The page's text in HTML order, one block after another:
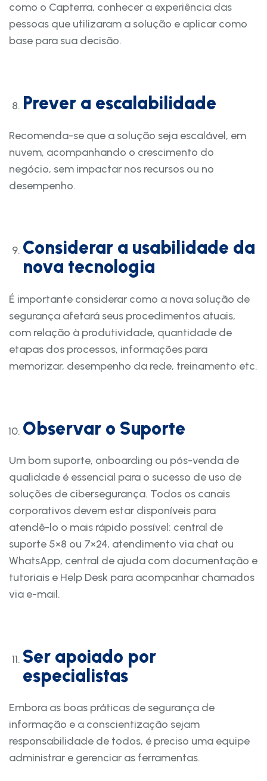
como o Capterra, conhecer a experiência das
pessoas que utilizaram a solução e aplicar como
base para sua decisão.
Prever a escalabilidade
Recomenda-se que a solução seja escalável, em
nuvem, acompanhando o crescimento do
negócio, sem impactar nos recursos ou no
desempenho.
Considerar a usabilidade da
nova tecnologia
É importante considerar como a nova solução de
segurança afetará seus procedimentos atuais,
com relação à produtividade, quantidade de
etapas dos processos, informações para
memorizar, desempenho da rede, treinamento etc.
Observar o Suporte
Um bom suporte, onboarding ou pós-venda de
qualidade é essencial para o sucesso de uso de
soluções de cibersegurança. Todos os canais
corporativos devem estar disponíveis para
atendê-lo o mais rápido possível: central de
suporte 5×8 ou 7×24, atendimento via chat ou
WhatsApp, central de ajuda com documentação e
tutoriais e Help Desk para acompanhar chamados
via e-mail.
Ser apoiado por
especialistas
Embora as boas práticas de segurança de
informação e a conscientização sejam
responsabilidade de todos, é preciso uma equipe
administrar e gerenciar as ferramentas.